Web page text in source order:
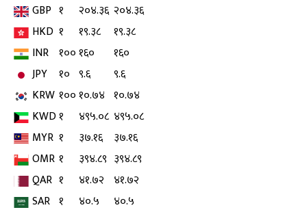
GBP १ २०४.३६ २०४.३६
HKD १ १९.३८
१९.३८
INR १००१६०
१६०
JPY
१० ९.६
९.६
KRW १००१०.७४ १०.७४
KWD१ ४९५.०८ ४९५.०८
MYR १ ३७.१६
३७.१६
OMR १ ३९४.८९ ३९४.८९
QAR १ ४१.७२ ४१.७२
SAR १ ४०.५
४०.५